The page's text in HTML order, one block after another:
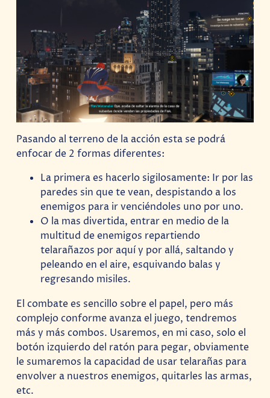
Pasando al terreno de la acción esta se podrá
enfocar de 2 formas diferentes:
La primera es hacerlo sigilosamente: Ir por las
paredes sin que te vean, despistando a los
enemigos para ir venciéndoles uno por uno.
O la mas divertida, entrar en medio de la
multitud de enemigos repartiendo
telarañazos por aquí y por allá, saltando y
peleando en el aire, esquivando balas y
regresando misiles.
El combate es sencillo sobre el papel, pero más
complejo conforme avanza el juego, tendremos
más y más combos. Usaremos, en mi caso, solo el
botón izquierdo del ratón para pegar, obviamente
le sumaremos la capacidad de usar telarañas para
envolver a nuestros enemigos, quitarles las armas,
etc.